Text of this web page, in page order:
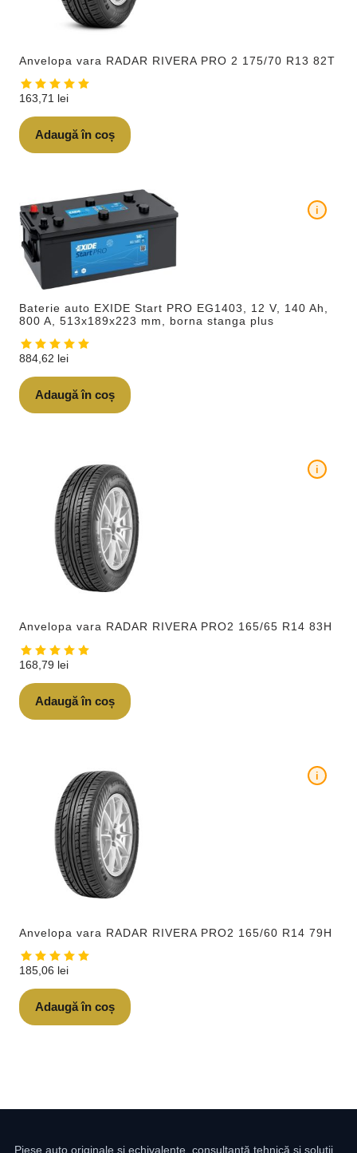
Anvelopa vara RADAR RIVERA PRO 2 175/70 R13 82T
163,71 lei
Adaugă în coș
Baterie auto EXIDE Start PRO EG1403, 12 V, 140 Ah,
800 A, 513x189x223 mm, borna stanga plus
i
884,62 lei
Adaugă în coș
Anvelopa vara RADAR RIVERA PRO2 165/65 R14 83H
i
168,79 lei
Adaugă în coș
Anvelopa vara RADAR RIVERA PRO2 165/60 R14 79H
i
185,06 lei
Adaugă în coș
Piese auto originale și echivalente, consultanță tehnică și soluții